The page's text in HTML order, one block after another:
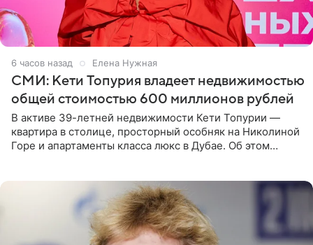
6 часов назад Елена Нужная
СМИ: Кети Топурия владеет недвижимостью
общей стоимостью 600 миллионов рублей
В активе 39-летней недвижимости Кети Топурии —
квартира в столице, просторный особняк на Николиной
Горе и апартаменты класса люкс в Дубае. Об этом